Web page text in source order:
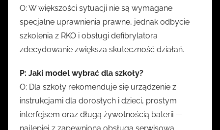
O: W większości sytuacji nie są wymagane
specjalne uprawnienia prawne, jednak odbycie
szkolenia z RKO i obsługi defibrylatora
zdecydowanie zwiększa skuteczność działań.
P: Jaki model wybrać dla szkoły?
O: Dla szkoły rekomenduje się urządzenie z
instrukcjami dla dorosłych i dzieci, prostym
interfejsem oraz długą żywotnością baterii —